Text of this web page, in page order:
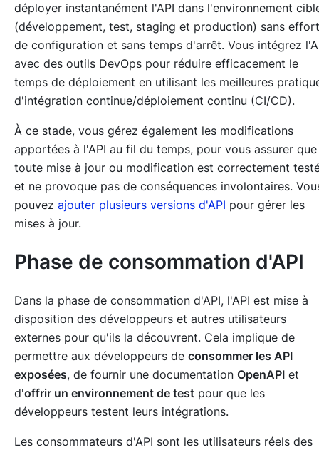
déployer instantanément l'API dans l'environnement
(développement, test, staging et production) sans effort
de configuration et sans temps d'arrêt. Vous intégrez
avec des outils DevOps pour réduire efficacement le
temps de déploiement en utilisant les meilleures
d'intégration continue/déploiement continu (CI/CD).
À ce stade, vous gérez également les modifications
apportées à l'API au fil du temps, pour vous assurer que
toute mise à jour ou modification est correctement
et ne provoque pas de conséquences involontaires.
pouvez ajouter plusieurs versions d'API pour gérer les
mises à jour.
Phase de consommation d'API
Dans la phase de consommation d'API, l'API est mise à
disposition des développeurs et autres utilisateurs
externes pour qu'ils la découvrent. Cela implique de
permettre aux développeurs de consommer les API
exposées, de fournir une documentation OpenAPI et
d'offrir un environnement de test pour que les
développeurs testent leurs intégrations.
Les consommateurs d'API sont les utilisateurs réels des